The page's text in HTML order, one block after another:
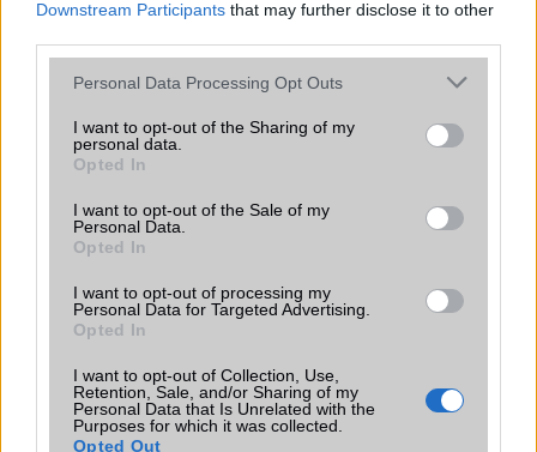
Downstream Participants that may further disclose it to other
Please note that this website/app uses one or more Google
not limited to your visit or usage behaviour. You may click to
grant or deny consent to Google and its third-party tags to
use your data for below specified purposes in below Google
consent section.
Personal Data Processing Opt Outs
I want to opt-out of the Sharing of my
personal data.
Opted In
I want to opt-out of the Sale of my
Personal Data.
Opted In
I want to opt-out of processing my
Personal Data for Targeted Advertising.
Opted In
I want to opt-out of Collection, Use,
Retention, Sale, and/or Sharing of my
Personal Data that Is Unrelated with the
Purposes for which it was collected.
Opted Out
Android 4.2 Jelly Bean: mik az újdonságok?
A kínaiak tovább támadnak, itt a Redmi Note 4
A Google Chrome új biztonsági ellenőrzése a nem kívánt
webes értesítések megszüntetésére összpontosít
Így változtatja meg a jelszókezelésünket ez az újítás
Vajon túl vékonyra sikerül az iPhone 17 Air? – A divat ára a
Ezek az iPhone-ok, iPadek és Macek már nem kapják meg
az iOS 26-ot és társait
Az Apple új AI modellje forradalmasíthatja a kódgenerálást
a diffúziós architektúra alkalmazásával